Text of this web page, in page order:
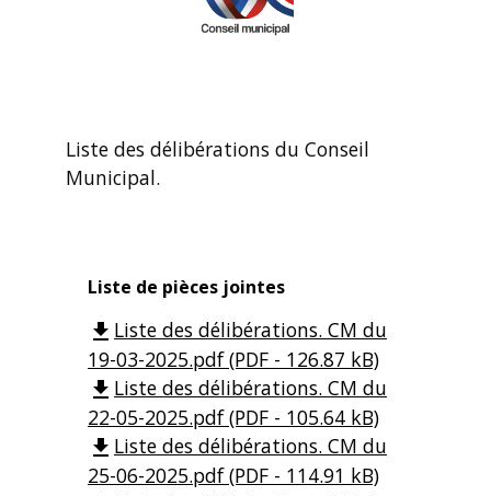
Liste des délibérations du Conseil
Municipal.
Liste de pièces jointes
file_download Liste des délibérations. CM du
19-03-2025.pdf (PDF - 126.87 kB)
file_download Liste des délibérations. CM du
22-05-2025.pdf (PDF - 105.64 kB)
file_download Liste des délibérations. CM du
25-06-2025.pdf (PDF - 114.91 kB)